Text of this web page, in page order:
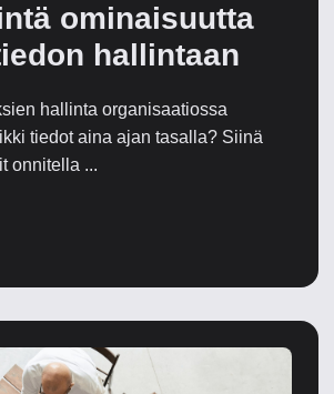
ominaisuutta
hallintaan
hallinta organisaatiossa
tiedot aina ajan tasalla? Siinä
onnitella ...